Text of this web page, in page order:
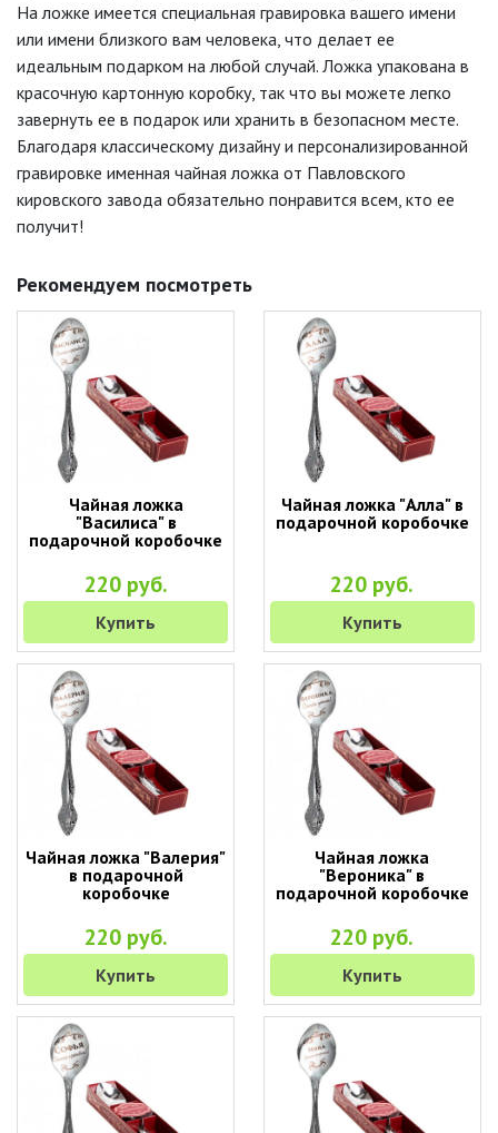
На ложке имеется специальная гравировка вашего имени
или имени близкого вам человека, что делает ее
идеальным подарком на любой случай. Ложка упакована в
красочную картонную коробку, так что вы можете легко
завернуть ее в подарок или хранить в безопасном месте.
Благодаря классическому дизайну и персонализированной
гравировке именная чайная ложка от Павловского
кировского завода обязательно понравится всем, кто ее
получит!
Рекомендуем посмотреть
Чайная ложка
"Василиса" в
подарочной коробочке
220 руб.
Купить
Чайная ложка "Алла" в
подарочной коробочке
220 руб.
Купить
Чайная ложка "Валерия"
в подарочной
коробочке
220 руб.
Купить
Чайная ложка
"Вероника" в
подарочной коробочке
220 руб.
Купить